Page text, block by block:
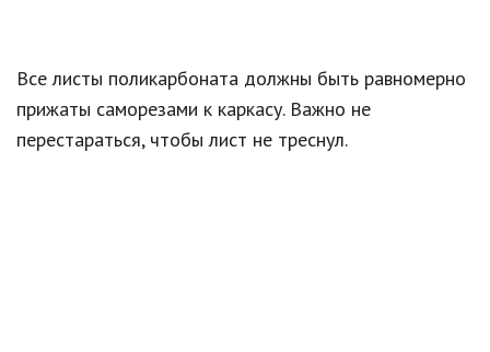
Все листы поликарбоната должны быть равномерно
прижаты саморезами к каркасу. Важно не
перестараться, чтобы лист не треснул.